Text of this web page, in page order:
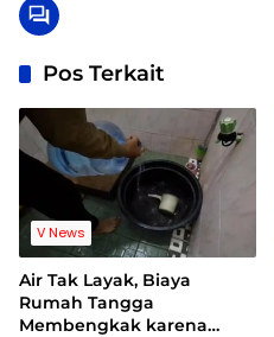
Pos Terkait
V News
Air Tak Layak, Biaya
Rumah Tangga
Membengkak karena